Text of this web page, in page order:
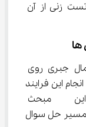
تست زنی از آن
ماتریس هندسه ۳ اعمال جبری روی
نحوه انجام این فرایند
مبحث
می‌تواند کل مسیر حل سوال